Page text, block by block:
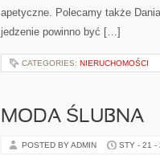
apetyczne. Polecamy także
jedzenie powinno być […]
CATEGORIES: NIERUCHOMOŚCI
MODA ŚLUBNA
POSTED BY ADMIN STY - 21 -